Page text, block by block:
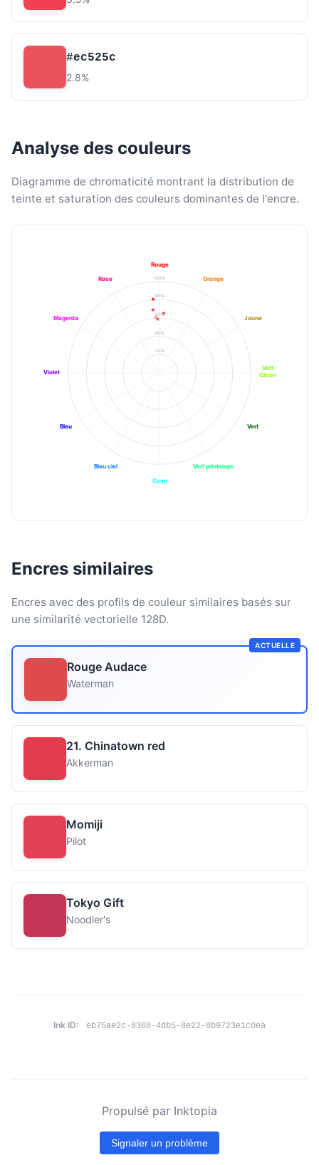
#ec525c
2.8%
Analyse des couleurs
Diagramme de chromaticité montrant la distribution de
teinte et saturation des couleurs dominantes de l'encre.
20%
40%
60%
80%
100%
Rouge
Orange
Jaune
Vert
Citron
Vert
Vert printemps
Cyan
Bleu ciel
Bleu
Violet
Magenta
Rose
Encres similaires
Encres avec des profils de couleur similaires basés sur
une similarité vectorielle 128D.
ACTUELLE
Rouge Audace
Waterman
21. Chinatown red
Akkerman
Momiji
Pilot
Tokyo Gift
Noodler's
Ink ID: eb75ae2c-8360-4db5-8e22-8b9723e1c0ea
Propulsé par Inktopia
Signaler un problème